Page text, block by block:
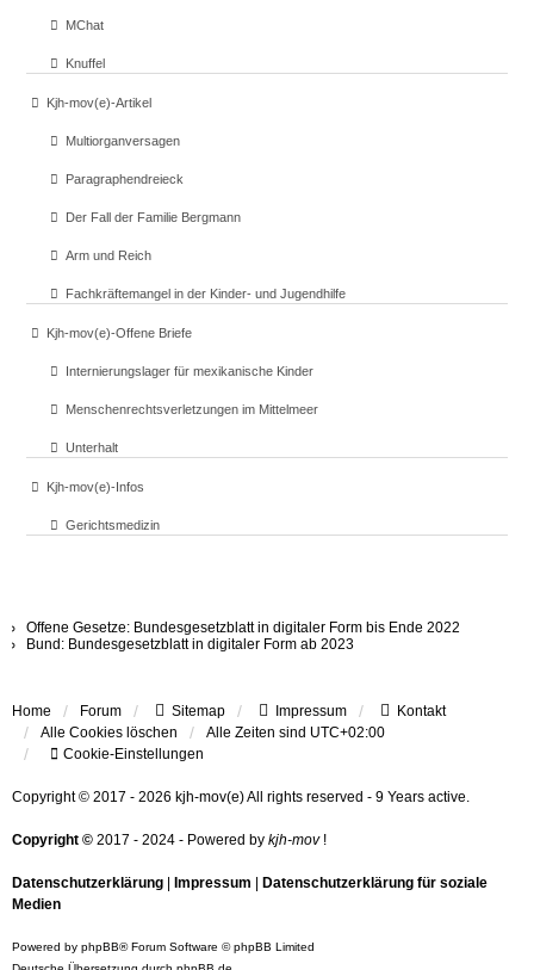
MChat
Knuffel
Kjh-mov(e)-Artikel
Multiorganversagen
Paragraphendreieck
Der Fall der Familie Bergmann
Arm und Reich
Fachkräftemangel in der Kinder- und Jugendhilfe
Kjh-mov(e)-Offene Briefe
Internierungslager für mexikanische Kinder
Menschenrechtsverletzungen im Mittelmeer
Unterhalt
Kjh-mov(e)-Infos
Gerichtsmedizin
Offene Gesetze: Bundesgesetzblatt in digitaler Form bis Ende 2022
Bund: Bundesgesetzblatt in digitaler Form ab 2023
Home Forum Sitemap Impressum
Kontakt
Alle Cookies löschen
Alle Zeiten sind UTC+02:00
Cookie-Einstellungen
Copyright © 2017 - 2026 kjh-mov(e) All rights reserved - 9 Years active.
Copyright © 2017 - 2024 - Powered by kjh-mov!
Datenschutzerklärung Impressum
Datenschutzerklärung für soziale
Medien
Powered by phpBB® Forum Software © phpBB Limited